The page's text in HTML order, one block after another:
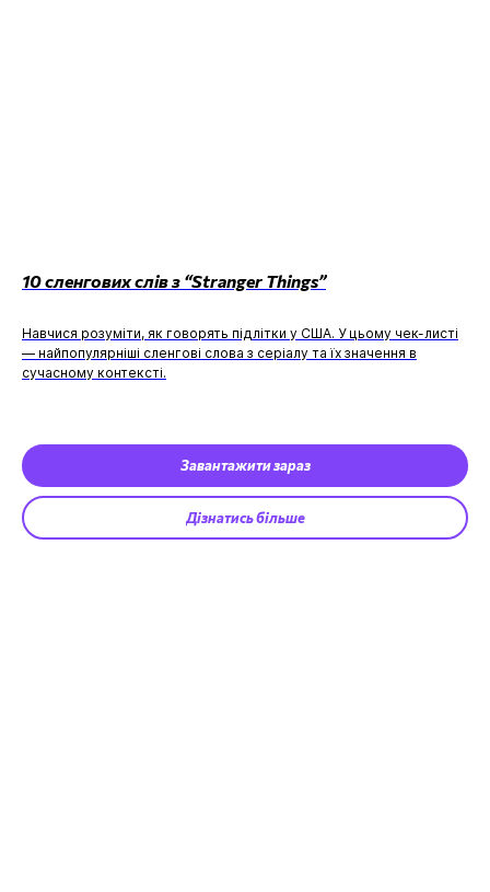
10 сленгових слів з “Stranger Things”
Навчися розуміти, як говорять підлітки у США. У цьому чек-листі
— найпопулярніші сленгові слова з серіалу та їх значення в
сучасному контексті.
Завантажити зараз
Дізнатись більше